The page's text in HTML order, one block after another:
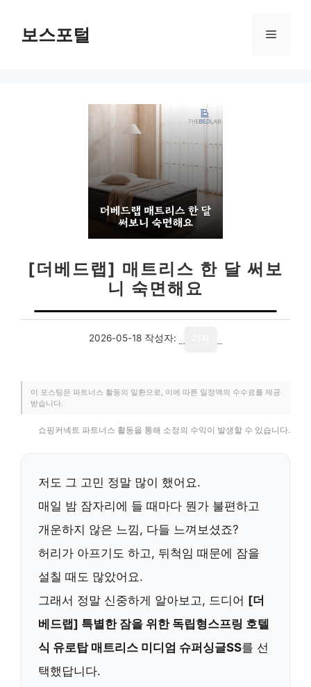
보스포털 메
[더베드랩] 매트리스 한 달 써보
니 숙면해요
2026-05-18 작성자:
이 포스팅은 파트너스 활동의 일환으로, 이에 따른 일정액의 수수료를 제공
받습니다.
쇼핑커넥트 파트너스 활동을 통해 소정의 수익이 발생할 수 있습니다.
저도 그 고민 정말 많이 했어요.
매일 밤 잠자리에 들 때마다 뭔가 불편하고
개운하지 않은 느낌, 다들 느껴보셨죠?
허리가 아프기도 하고, 뒤척임 때문에 잠을
설칠 때도 많았어요.
그래서 정말 신중하게 알아보고, 드디어 [더
베드랩] 특별한 잠을 위한 독립형스프링 호텔
식 유로탑 매트리스 미디엄 슈퍼싱글SS를 선
택했답니다.